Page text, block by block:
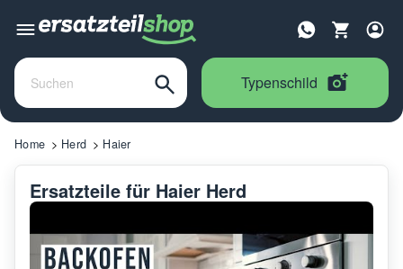
Typenschild
Home Herd Haier
Ersatzteile für Haier Herd